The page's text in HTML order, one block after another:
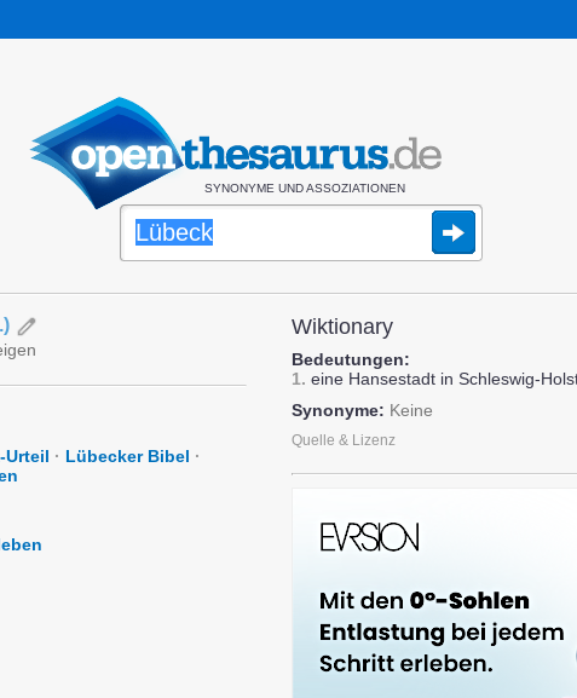
SYNONYME UND ASSOZIATIONEN
)
Urteil · Lübecker Bibel ·
Wiktionary
Bedeutungen:
1. eine Hansestadt in Schleswig-
Synonyme: Keine
Quelle & Lizenz